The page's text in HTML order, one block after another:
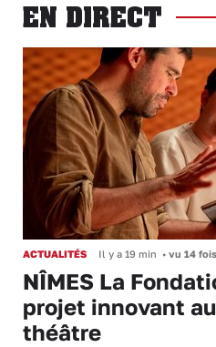
EN DIRECT
ACTUALITÉS Il y a 19 min • vu 14 fois
NÎMES La
projet innovant
théâtre